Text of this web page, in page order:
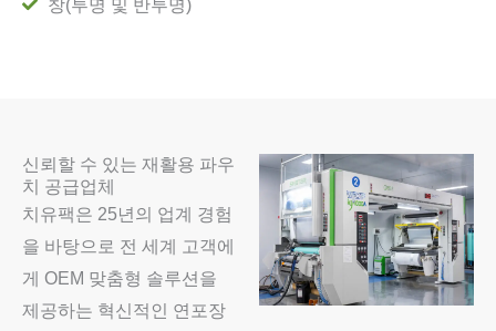
창(투명 및 반투명)
신뢰할 수 있는 재활용 파우
치 공급업체
치유팩은 25년의 업계 경험
을 바탕으로 전 세계 고객에
게 OEM 맞춤형 솔루션을
제공하는 혁신적인 연포장